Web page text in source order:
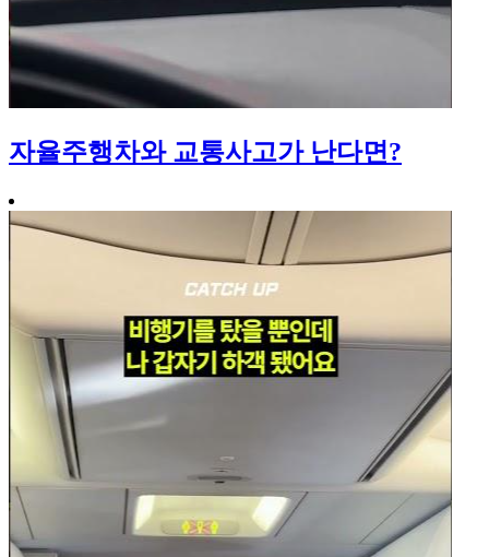
자율주행차와 교통사고가 난다면?